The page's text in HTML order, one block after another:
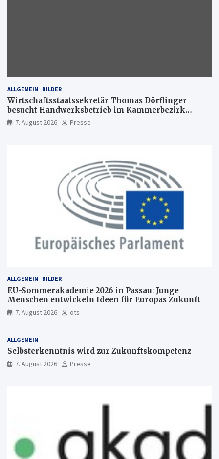
ALLGEMEIN BILDER
Wirtschaftsstaatssekretär Thomas Dörflinger
besucht Handwerksbetrieb im Kammerbezirk
Freiburg
7. August 2026 Presse
ALLGEMEIN BILDER
EU-Sommerakademie 2026 in Passau: Junge
Menschen entwickeln Ideen für Europas Zukunft
7. August 2026 ots
ALLGEMEIN
Selbsterkenntnis wird zur Zukunftskompetenz
7. August 2026 Presse